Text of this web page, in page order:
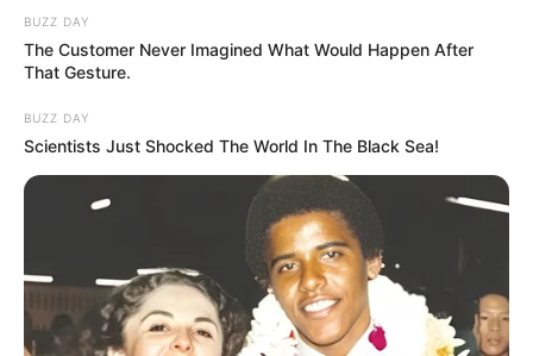
A TV2 videót mutatott arról a hétvégi buliról,
amelyben Egressy Mátyás is járt – új részletek
derültek ki
BUZZ DAY
The Customer Never Imagined What Would Happen After
That Gesture.
BUZZ DAY
Scientists Just Shocked The World In The Black Sea!